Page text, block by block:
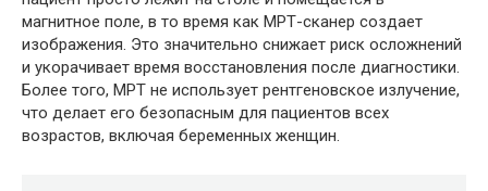
магнитное поле, в то время как МРТ-сканер создает
изображения. Это значительно снижает риск осложнений
и укорачивает время восстановления после диагностики.
Более того, МРТ не использует рентгеновское излучение,
что делает его безопасным для пациентов всех
возрастов, включая беременных женщин.